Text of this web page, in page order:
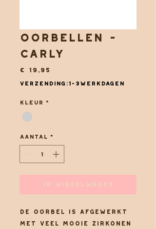
Oorbellen -
Carly
€ 19,95
Verzending:1-3werkdagen
Kleur *
Aantal *
In winkelwagen
De oorbel is afgewerkt
met veel mooie zirkonen